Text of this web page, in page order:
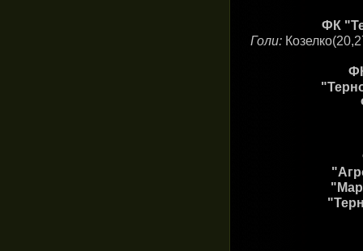
ФК
Голи: